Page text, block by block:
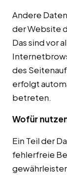
Andere
der Website
Das sind vor
des
erfolgt
betreten.
Wofür
Ein Teil der
fehlerfreie